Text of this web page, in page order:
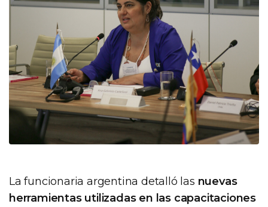
La funcionaria argentina detalló las nuevas
herramientas utilizadas en las capacitaciones